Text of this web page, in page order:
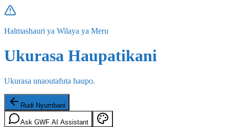
Halmashauri ya Wilaya ya Meru
Ukurasa Haupatikani
Ukurasa unaoutafuta haupo.
Rudi Nyumbani
Ask GWF AI Assistant